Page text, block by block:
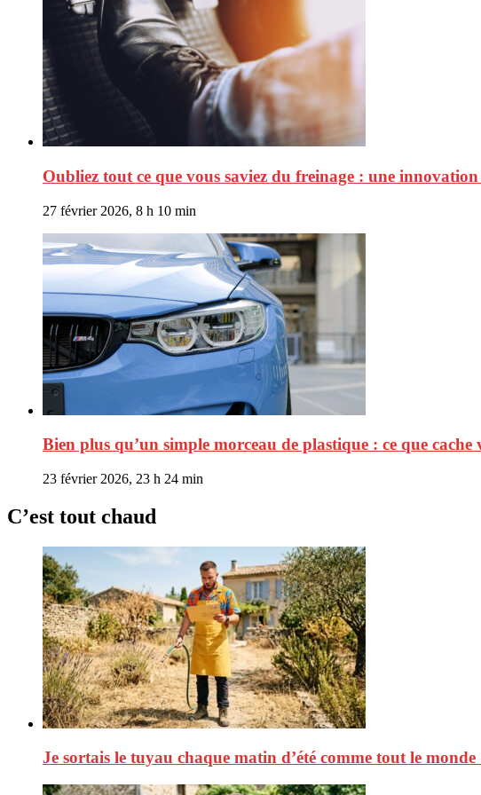
Oubliez tout ce que vous saviez du freinage : une
27 février 2026, 8 h 10 min
Bien plus qu’un simple morceau de plastique : ce que
23 février 2026, 23 h 24 min
C’est tout chaud
Je sortais le tuyau chaque matin d’été comme tout le